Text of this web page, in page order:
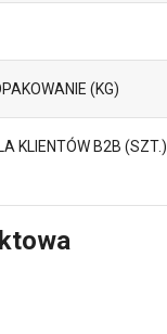
(KG)
KLIENTÓW B2B (SZT.)